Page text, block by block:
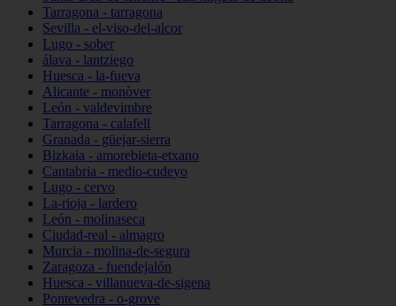
Tarragona - tarragona
Sevilla - el-viso-del-alcor
Lugo - sober
álava - lantziego
Huesca - la-fueva
Alicante - monòver
León - valdevimbre
Tarragona - calafell
Granada - güejar-sierra
Bizkaia - amorebieta-etxano
Cantabria - medio-cudeyo
Lugo - cervo
La-rioja - lardero
León - molinaseca
Ciudad-real - almagro
Murcia - molina-de-segura
Zaragoza - fuendejalón
Huesca - villanueva-de-sigena
Pontevedra - o-grove